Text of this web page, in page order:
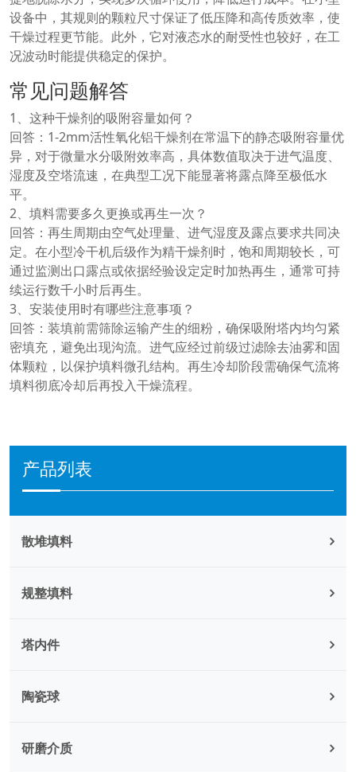
产品列表
散堆填料
规整填料
塔内件
陶瓷球
研磨介质
设备中，其规则的颗粒尺寸保证了低压降和高传质效率，使
干燥过程更节能。此外，它对液态水的耐受性也较好，在工
况波动时能提供稳定的保护。
常见问题解答
1、这种干燥剂的吸附容量如何？
回答：1-2mm活性氧化铝干燥剂在常温下的静态吸附容量优
异，对于微量水分吸附效率高，具体数值取决于进气温度、
湿度及空塔流速，在典型工况下能显著将露点降至极低水
平。
2、填料需要多久更换或再生一次？
回答：再生周期由空气处理量、进气湿度及露点要求共同决
定。在小型冷干机后级作为精干燥剂时，饱和周期较长，可
通过监测出口露点或依据经验设定定时加热再生，通常可持
续运行数千小时后再生。
3、安装使用时有哪些注意事项？
回答：装填前需筛除运输产生的细粉，确保吸附塔内均匀紧
密填充，避免出现沟流。进气应经过前级过滤除去油雾和固
体颗粒，以保护填料微孔结构。再生冷却阶段需确保气流将
填料彻底冷却后再投入干燥流程。